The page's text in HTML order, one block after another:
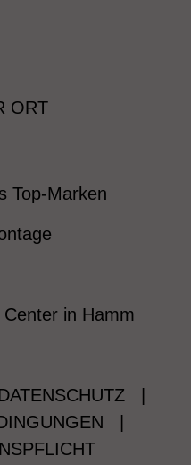
ORT
Top-Marken
in Hamm